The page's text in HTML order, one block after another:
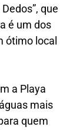
que
é um dos
ótimo local
a Playa
mais
quem